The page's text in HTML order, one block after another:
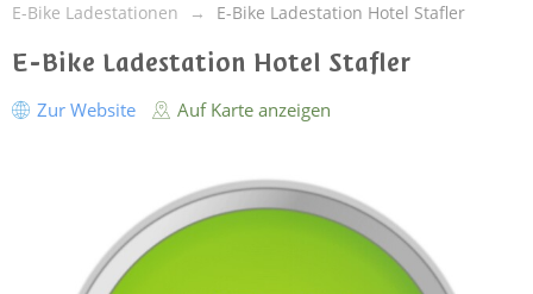
E-Bike Ladestationen
E-Bike Ladestation Hotel Stafler
E-Bike Ladestation Hotel Stafler
Zur Website Auf Karte anzeigen